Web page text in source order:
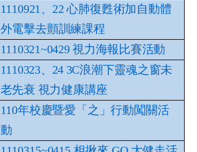
1110921、22 心肺復甦術加自動體
外電擊去顫訓練課程
1110321~0429 視力海報比賽活動
1110323、24 3C浪潮下靈魂之窗未
老先衰 視力健康講座
110年校慶暨愛「之」行動闖關活
動